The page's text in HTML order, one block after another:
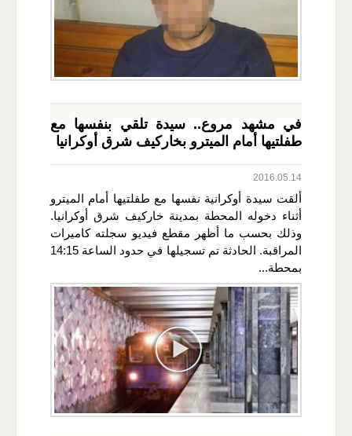
في مشهد مروع.. سيدة تلقي بنفسها مع
طفلتيها أمام الميترو بخاركيف شرق أوكرانيا
2016.05.14
ألقت سيدة أوكرانية نفسها مع طفلتيها أمام الميترو
أثناء دخوله المحطة بمدينة خاركيف شرق أوكرانيا.
وذلك بحسب ما أظهر مقطع فيديو سجلته كاميرات
المراقبة. الحادثة تم تسجيلها في حدود الساعة 14:15
بمحطة...